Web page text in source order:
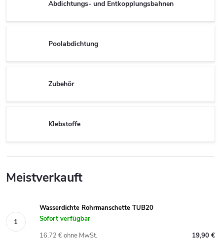
Abdichtungs- und Entkopplungsbahnen
Poolabdichtung
Zubehör
Klebstoffe
Meistverkauft
Wasserdichte Rohrmanschette TUB20
Sofort verfügbar
19,90 €
16,72 € ohne MwSt.